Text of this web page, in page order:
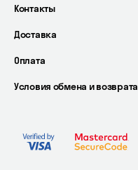
Контакты
Доставка
Оплата
Условия обмена и возврата